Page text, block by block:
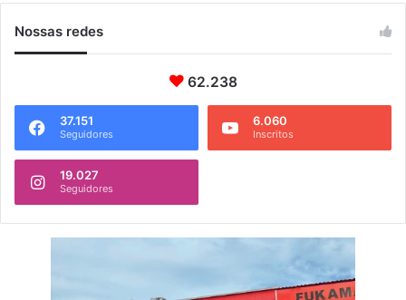
Nossas redes
62.238
37.151
Seguidores
6.060
Inscritos
19.027
Seguidores